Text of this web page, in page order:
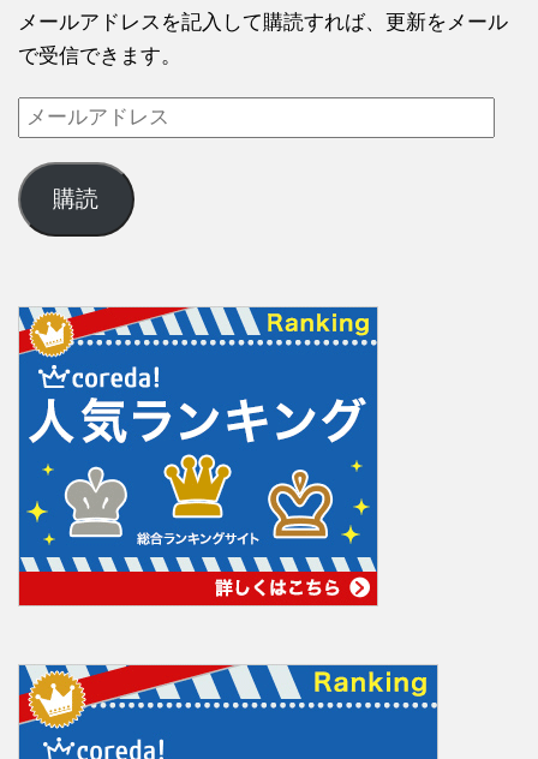
メールアドレスを記入して購読すれば、更新をメール
で受信できます。
購読